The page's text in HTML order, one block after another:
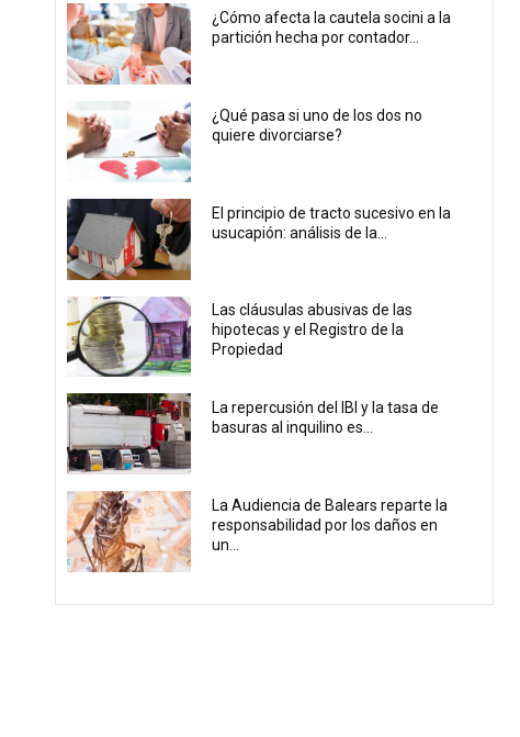
¿Cómo afecta la cautela socini a la
partición hecha por contador...
¿Qué pasa si uno de los dos no
quiere divorciarse?
El principio de tracto sucesivo en la
usucapión: análisis de la...
Las cláusulas abusivas de las
hipotecas y el Registro de la
Propiedad
La repercusión del IBI y la tasa de
basuras al inquilino es...
La Audiencia de Balears reparte la
responsabilidad por los daños en
un...